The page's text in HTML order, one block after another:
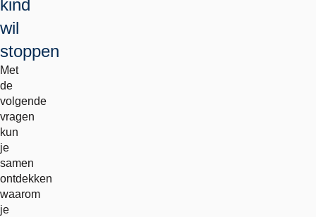
kind
wil
stoppen
Met
de
volgende
vragen
kun
je
samen
ontdekken
waarom
je